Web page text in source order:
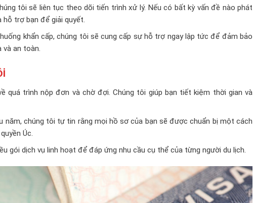
tôi sẽ liên tục theo dõi tiến trình xử lý. Nếu có bất kỳ vấn đề nào phát
hỗ trợ bạn để giải quyết.
khẩn cấp, chúng tôi sẽ cung cấp sự hỗ trợ ngay lập tức để đảm bảo
và an toàn.
quá trình nộp đơn và chờ đợi. Chúng tôi giúp bạn tiết kiệm thời gian và
năm, chúng tôi tự tin rằng mọi hồ sơ của bạn sẽ được chuẩn bị một cách
Úc.
gói dịch vụ linh hoạt để đáp ứng nhu cầu cụ thể của từng người du lịch.